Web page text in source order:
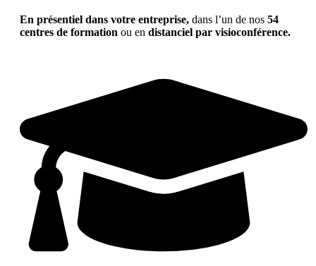
En présentiel dans votre entreprise, dans l’un de nos 54
centres de formation ou en distanciel par visioconférence.